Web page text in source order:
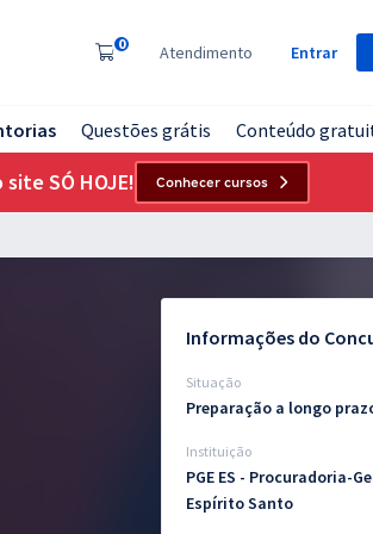
0 Atendimento Entrar
Questões grátis Conteúdo
SÓ HOJE! Conhecer cursos
Informações do
Situação
Preparação a longo
Instituição
PGE ES - Procuradoria-
Espírito Santo